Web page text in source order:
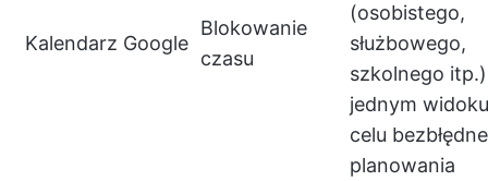
Kalendarz Google
Blokowanie
czasu
(osobistego,
służbowego,
szkolnego
jednym
celu
planowania